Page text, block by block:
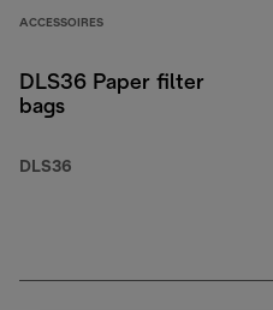
ACCESSOIRES
DLS36 Paper filter
bags
DLS36